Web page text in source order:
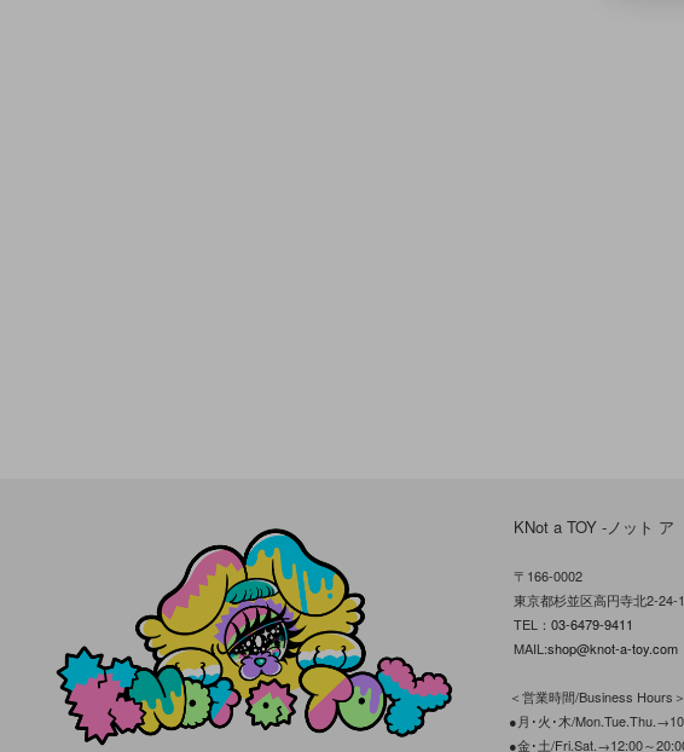
KNot a TOY -ノット ア
〒166-0002
東京都杉並区高円寺北2-24-
TEL：03-6479-9411
MAIL:shop@knot-a-toy.com
＜営業時間/Business Hours
●月･火･木/
●金･土/Fri.Sat.→12:00～